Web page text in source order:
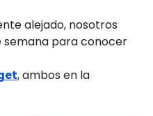
alejado, nosotros
semana para conocer
, ambos en la